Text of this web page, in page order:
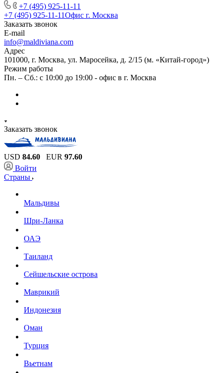
+7 (495) 925-11-11
+7 (495) 925-11-11Офис г. Москва
Заказать звонок
E-mail
info@maldiviana.com
Адрес
101000, г. Москва, ул. Маросейка, д. 2/15 (м. «Китай-город»)
Режим работы
Пн. – Сб.: с 10:00 до 19:00 - офис в г. Москва
Заказать звонок
USD 84.60 EUR 97.60
Войти
Страны
Мальдивы
Шри-Ланка
ОАЭ
Таиланд
Сейшельские острова
Маврикий
Индонезия
Оман
Турция
Вьетнам